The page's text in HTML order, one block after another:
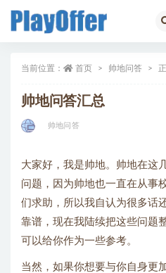
当前位置： 首页 帅地问答
帅地问答汇总
帅地问答
大家好，我是帅地。帅地在这
问题，因为帅地也一直在从事
们求助，所以我自认为很多话
靠谱，现在我陆续把这些问题
可以给你作为一些参考。
当然，如果你想要与你自身更